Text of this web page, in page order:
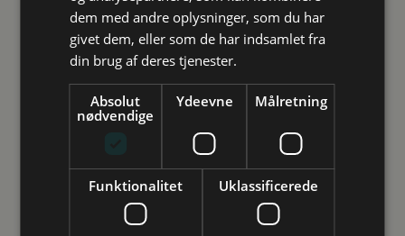
Studievalg Danmark
Vejledning
Inspiration
Arrangementer
Future Spin
Danmarks
Kontakt
29 SEPTEMBER 2026 - KL. 16.30
dem med andre oplysninger, som du har
givet dem, eller som de har indsamlet fra
din brug af deres tjenester.
Absolut
nødvendige
Ydeevne Målretning
Funktionalitet Uklassificerede